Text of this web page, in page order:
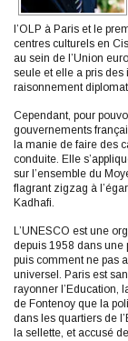
l’OLP à Paris et le
centres culturels en
au sein de l’Union
seule et elle a pris des
raisonnement
Cependant, pour
gouvernements
la manie de faire des
conduite. Elle
sur l’ensemble du
flagrant zigzag à
Kadhafi.
L’UNESCO est une
depuis 1958 dans une
puis comment ne pas
universel. Paris est
rayonner l’Education,
de Fontenoy que la
dans les quartiers de
la sellette, et accusé